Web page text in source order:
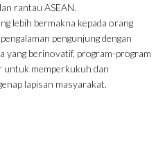
rantau ASEAN.
lebih bermakna kepada orang
pengunjung dengan
yang berinovatif, program-program
untuk memperkukuh dan
lapisan masyarakat.